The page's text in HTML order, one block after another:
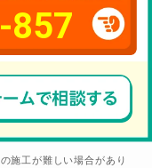
857
施工が難しい場合があり